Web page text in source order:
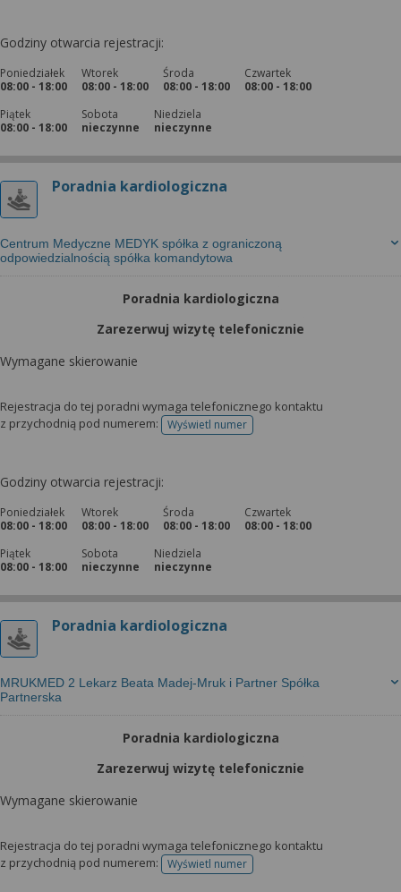
Godziny otwarcia rejestracji:
Poniedziałek
08:00 - 18:00
Wtorek
08:00 - 18:00
Środa
08:00 - 18:00
Czwartek
08:00 - 18:00
Piątek
08:00 - 18:00
Sobota
nieczynne
Niedziela
nieczynne
Poradnia kardiologiczna
Centrum Medyczne MEDYK spółka z ograniczoną
odpowiedzialnością spółka komandytowa
Poradnia kardiologiczna
Zarezerwuj wizytę telefonicznie
Wymagane skierowanie
Rejestracja do tej poradni wymaga telefonicznego kontaktu
z przychodnią pod numerem:
Wyświetl numertelefonu do rejestracji
Godziny otwarcia rejestracji:
Poniedziałek
08:00 - 18:00
Wtorek
08:00 - 18:00
Środa
08:00 - 18:00
Czwartek
08:00 - 18:00
Piątek
08:00 - 18:00
Sobota
nieczynne
Niedziela
nieczynne
Poradnia kardiologiczna
MRUKMED 2 Lekarz Beata Madej-Mruk i Partner Spółka
Partnerska
Poradnia kardiologiczna
Zarezerwuj wizytę telefonicznie
Wymagane skierowanie
Rejestracja do tej poradni wymaga telefonicznego kontaktu
z przychodnią pod numerem:
Wyświetl numertelefonu do rejestracji